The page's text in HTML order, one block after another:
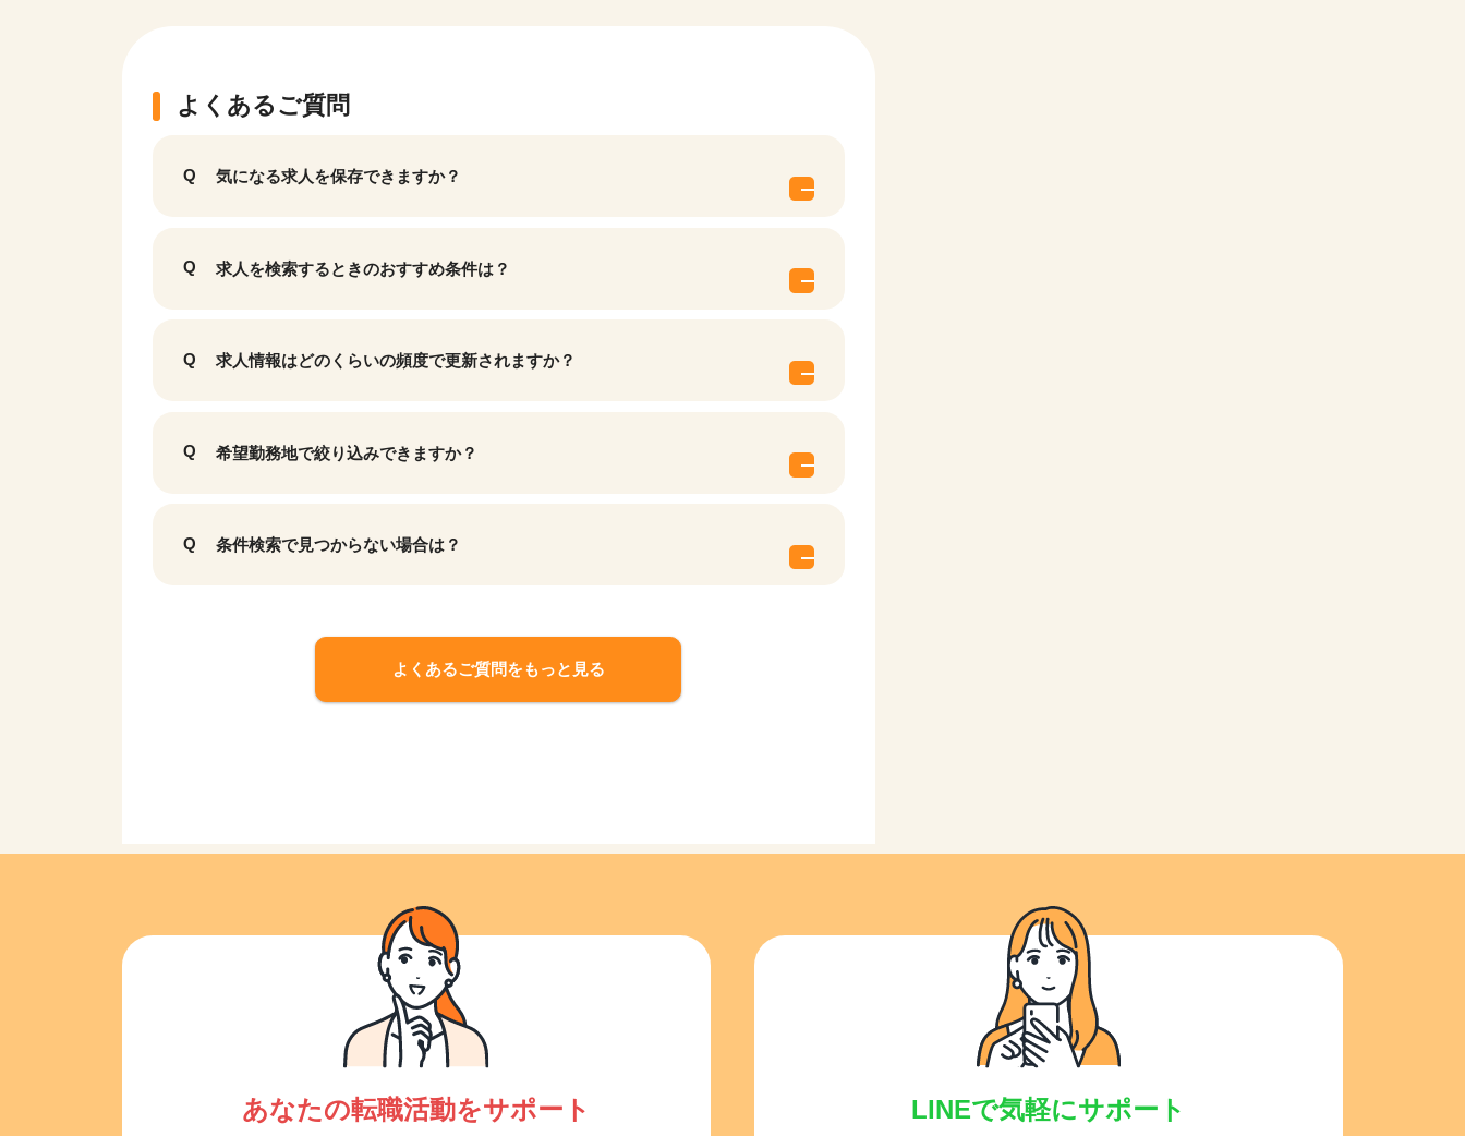
よくあるご質問
気になる求人を保存できますか？
求人を検索するときのおすすめ条件は？
求人情報はどのくらいの頻度で更新されますか？
希望勤務地で絞り込みできますか？
条件検索で見つからない場合は？
よくあるご質問をもっと見る
あなたの転職活動をサポート LINEで気軽にサポート